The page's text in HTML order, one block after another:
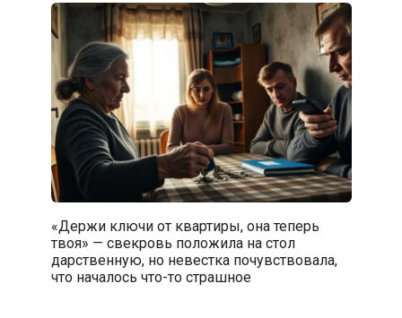
«Держи ключи от квартиры, она теперь
твоя» — свекровь положила на стол
дарственную, но невестка почувствовала,
что началось что-то страшное